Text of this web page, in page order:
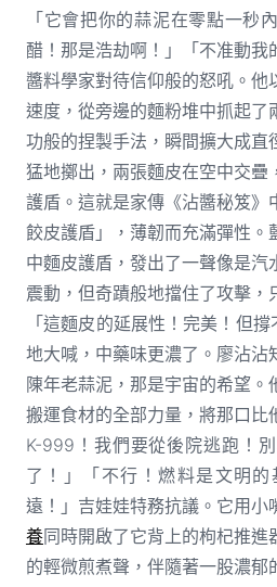
「它會把你的蒜泥在零點一秒
醋！那是浩劫啊！」「不准動我
醬料學家對待信仰般的怒吼。他
速度，從旁邊的麵粉堆中抓起了
功般的捏製手法，瞬間擴大成直
猛地擲出，兩張麵皮在空中交疊
護盾。這就是家傳《沾醬秘笈》
餃皮護盾」，薄韌而充滿彈性。
中麵皮護盾，發出了一聲像是汽
震動，但奇蹟般地擋住了攻擊，
「這麵皮的延展性！完美！但
地大喊，中藥味更濃了。廖沾沾
陳年老蒜泥，那是宇宙的希望。
搬運食材的全部力量，將那口比
K-999！我們要從後院逃跑！
了！」「不行！燃料是文明
遠！」吉娃娃特務抗議。它用小
養同時開啟了它背上的枸杞推進
的輕微煎煮聲，伴隨著一股濃郁